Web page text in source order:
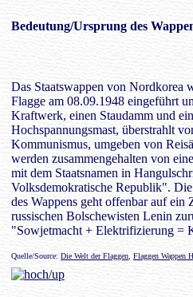
Bedeutung/Ursprung des
Das Staatswappen von Nordkorea
Flagge am 08.09.1948 eingeführt
Kraftwerk, einen Staudamm und
Hochspannungsmast, überstrahlt
Kommunismus, umgeben von
werden zusammengehalten von
mit dem Staatsnamen in
Volksdemokratische Republik". Die
des Wappens geht offenbar auf ein
russischen Bolschewisten Lenin
"Sowjetmacht + Elektrifizierung =
Quelle/Source: Die Welt der Flaggen Flaggen Wappen